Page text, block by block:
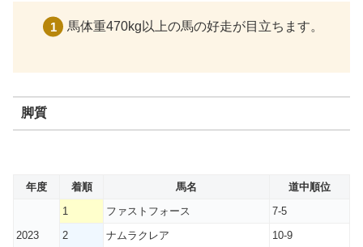
馬体重470kg以上の馬の好走が目立ちます。
脚質
年度 着順 馬名 道中順位
2023
1 ファストフォース
7-5
2
ナムラクレア
10-9